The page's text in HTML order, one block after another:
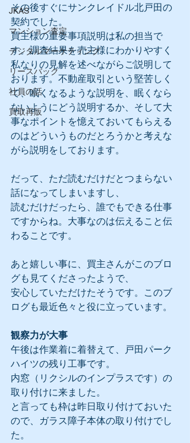
JKAS
マンション査定
デジタルマーケティング
リースバック
社員の話
買取再販
その後すぐにサンクレイドル北戸田の
契約でした。
買主様の重要事項説明は私の担当で
す。調査結果を売主様にわかりやすく
私なりの見解を述べながらご説明して
おります。不動産取引という堅苦しく
て、眠くなるような説明を、眠くなら
ないようにどう説明するか、そして大
事なポイントを憶えておいてもらえる
のはどういうものだとろうかと考えな
がら説明をしております。
だって、ただ読むだけだとつまらない
話になってしまいますし、
読むだけだったら、誰でもできる仕事
ですからね。大事なのは伝えること伝
わることです。
あと嬉しい事に、買主さんがこのブロ
グも見てくださったようで、
安心していただけたそうです。このブ
ログも最近色々と役に立っています。
観察力が大事
午後は作業着に着替えて、戸田パーク
ハイツの残り工事です。
内窓（リクシルのインプラスです）の
取り付けに来ました。
と言っても枠は昨日取り付けておいた
ので、ガラス障子本体の取り付けでし
た。